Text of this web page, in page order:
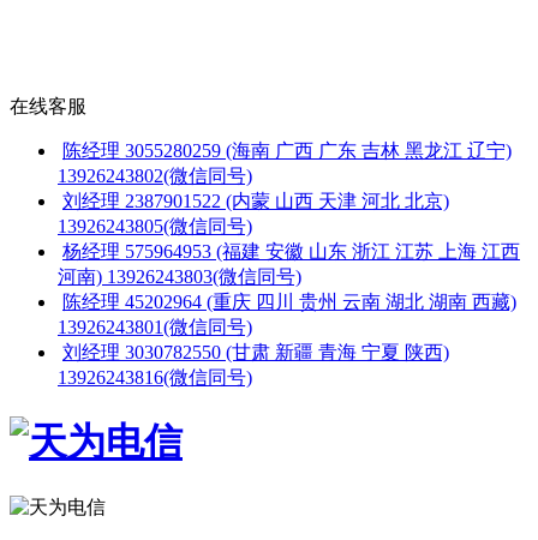
在线客服
陈经理 3055280259 (海南 广西 广东 吉林 黑龙江 辽宁)
13926243802(微信同号)
刘经理 2387901522 (内蒙 山西 天津 河北 北京)
13926243805(微信同号)
杨经理 575964953 (福建 安徽 山东 浙江 江苏 上海 江西
河南) 13926243803(微信同号)
陈经理 45202964 (重庆 四川 贵州 云南 湖北 湖南 西藏)
13926243801(微信同号)
刘经理 3030782550 (甘肃 新疆 青海 宁夏 陕西)
13926243816(微信同号)